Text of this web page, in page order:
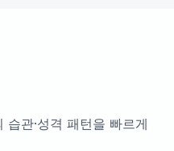
관·성격 패턴을 빠르게